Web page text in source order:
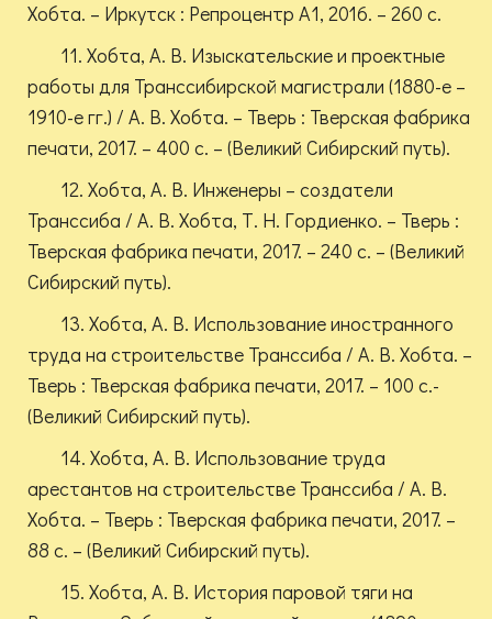
Хобта. – Иркутск : Репроцентр А1, 2016. – 260 с.
11. Хобта, А. В. Изыскательские и проектные
работы для Транссибирской магистрали (1880-е –
1910-е гг.) / А. В. Хобта. – Тверь : Тверская фабрика
печати, 2017. – 400 с. – (Великий Сибирский путь).
12. Хобта, А. В. Инженеры – создатели
Транссиба / А. В. Хобта, Т. Н. Гордиенко. – Тверь :
Тверская фабрика печати, 2017. – 240 с. – (Великий
Сибирский путь).
13. Хобта, А. В. Использование иностранного
труда на строительстве Транссиба / А. В. Хобта. –
Тверь : Тверская фабрика печати, 2017. – 100 с.-
(Великий Сибирский путь).
14. Хобта, А. В. Использование труда
арестантов на строительстве Транссиба / А. В.
Хобта. – Тверь : Тверская фабрика печати, 2017. –
88 с. – (Великий Сибирский путь).
15. Хобта, А. В. История паровой тяги на